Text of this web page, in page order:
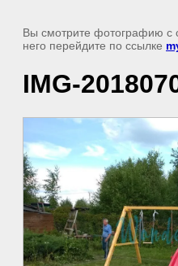
Вы смотрите фотографию с
него перейдите по ссылке
IMG-